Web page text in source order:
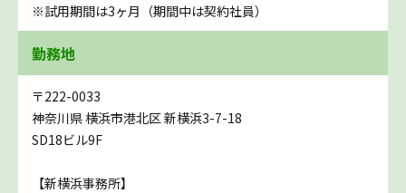
※試用期間は3ヶ月（期間中は契約社員）
勤務地
〒222-0033
神奈川県 横浜市港北区 新横浜3-7-18
SD18ビル9F
【新横浜事務所】